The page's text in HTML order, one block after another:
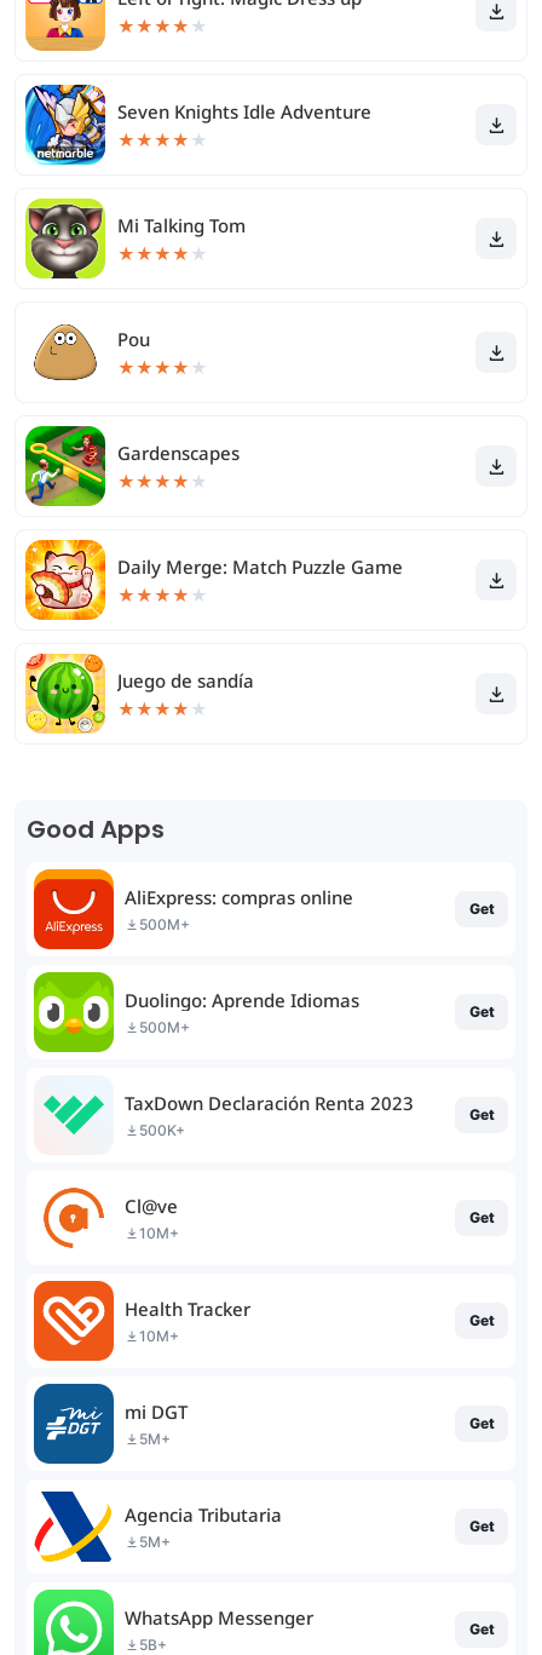
★★★★ ★
Seven Knights Idle Adventure
★★★★ ★
Mi Talking Tom
★★★★ ★
Pou
★★★★ ★
Gardenscapes
★★★★ ★
Daily Merge: Match Puzzle Game
★★★★ ★
Juego de sandía
★★★★ ★
Good Apps
AliExpress: compras online
500M+
Get
Duolingo: Aprende Idiomas
500M+
Get
TaxDown Declaración Renta 2023
500K+
Get
Cl@ve
10M+
Get
Health Tracker
10M+
Get
mi DGT
5M+
Get
Agencia Tributaria
5M+
Get
WhatsApp Messenger
5B+
Get